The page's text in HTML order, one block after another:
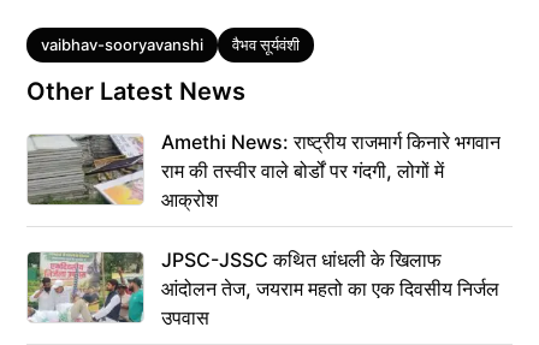
Tags
vaibhav-sooryavanshi वैभव सूर्यवंशी
Other Latest News
Amethi News: राष्ट्रीय राजमार्ग किनारे भगवान
राम की तस्वीर वाले बोर्डों पर गंदगी, लोगों में
आक्रोश
JPSC-JSSC कथित धांधली के खिलाफ
आंदोलन तेज, जयराम महतो का एक दिवसीय निर्जल
उपवास